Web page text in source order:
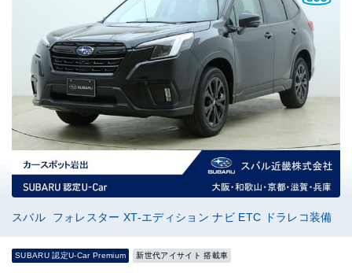
スバル フォレスター XT-エディション ナビ ETC ドラレコ装備
SUBARU 認定U-Car Premium 新世代アイサイト 搭載車